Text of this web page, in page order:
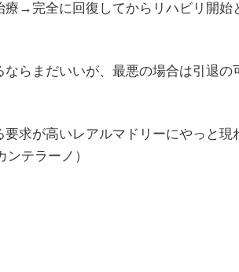
→完全に回復してからリハビリ開始
らまだいいが、最悪の場合は引退の
求が高いレアルマドリーにやっと現
テラーノ）